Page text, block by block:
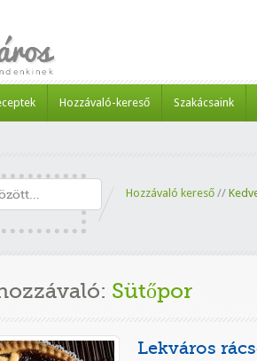
Hozzávaló-kereső Szakácsaink
Hozzávaló kereső //
Sütőpor
Lekváros